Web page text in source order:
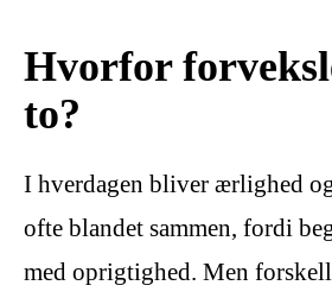
Hvorfor
to?
I hverdagen bliver ærlighed
ofte blandet sammen, fordi
med oprigtighed. Men